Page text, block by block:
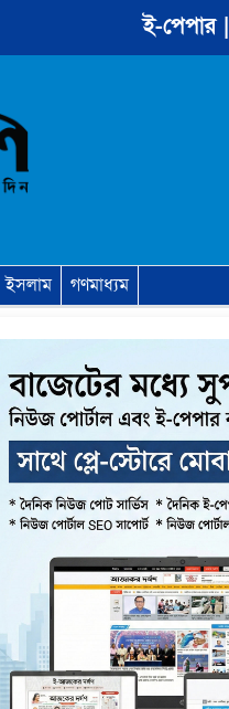
ই-পেপার |
(current)
ইসলাম গণমাধ্যম